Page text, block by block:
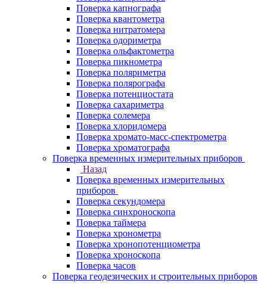
Поверка капнографа
Поверка квантометра
Поверка нитратомера
Поверка одориметра
Поверка ольфактометра
Поверка пикнометра
Поверка поляриметра
Поверка полярографа
Поверка потенциостата
Поверка сахариметра
Поверка солемера
Поверка хлоридомера
Поверка хромато-масс-спектрометра
Поверка хроматографа
Поверка временных измерительных приборов
Назад
Поверка временных измерительных
приборов
Поверка секундомера
Поверка синхроноскопа
Поверка таймера
Поверка хронометра
Поверка хронопотенциометра
Поверка хроноскопа
Поверка часов
Поверка геодезических и строительных приборов